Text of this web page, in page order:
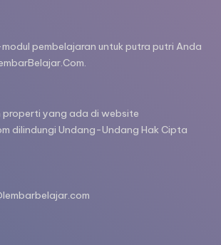
pembelajaran untuk putra putri Anda
properti yang ada di website
dilindungi Undang-Undang Hak Cipta